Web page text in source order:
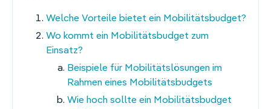
Navigation
überspringen
Welche Vorteile bietet ein Mobilitätsbudget?
Wo kommt ein Mobilitätsbudget zum
Einsatz?
Beispiele für Mobilitätslösungen im
Rahmen eines Mobilitätsbudgets
Wie hoch sollte ein Mobilitätsbudget